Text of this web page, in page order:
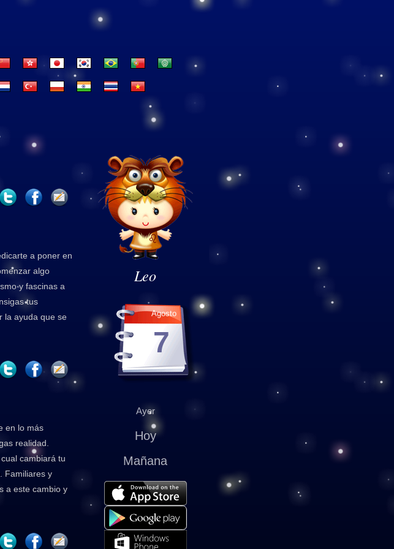
Leo
Agosto
7
Ayer
Hoy
Mañana
a poner en
algo
y fascinas a
tus
la ayuda que se
en lo más
realidad.
cambiará tu
Familiares y
a este cambio y